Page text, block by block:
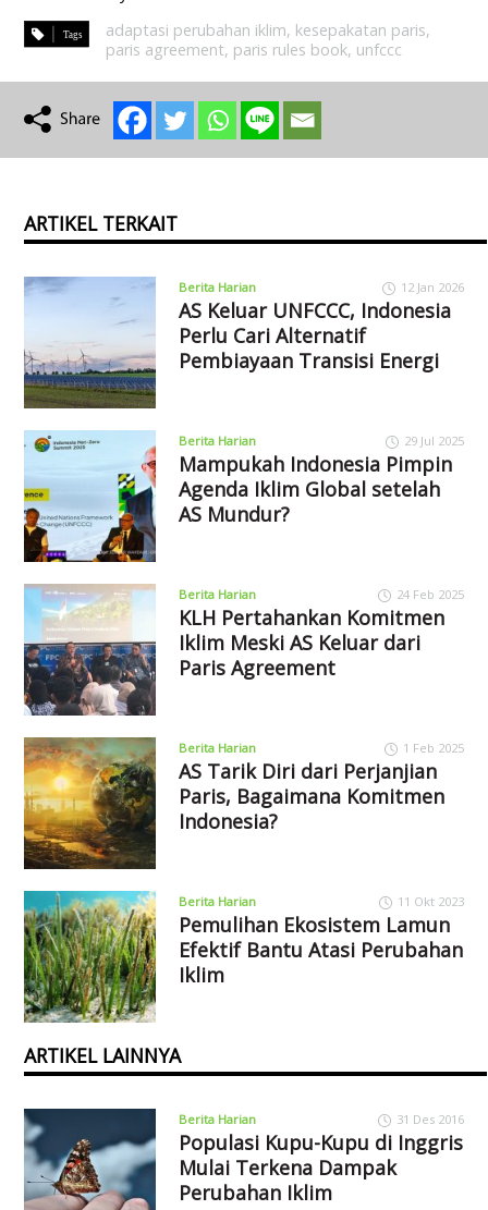
adaptasi perubahan iklim, kesepakatan paris,
paris agreement, paris rules book, unfccc
ARTIKEL TERKAIT
Berita Harian 12 Jan 2026
AS Keluar UNFCCC, Indonesia
Perlu Cari Alternatif
Pembiayaan Transisi Energi
Berita Harian 29 Jul 2025
Mampukah Indonesia Pimpin
Agenda Iklim Global setelah
AS Mundur?
Berita Harian 24 Feb 2025
KLH Pertahankan Komitmen
Iklim Meski AS Keluar dari
Paris Agreement
Berita Harian 1 Feb 2025
AS Tarik Diri dari Perjanjian
Paris, Bagaimana Komitmen
Indonesia?
Berita Harian 11 Okt 2023
Pemulihan Ekosistem Lamun
Efektif Bantu Atasi Perubahan
Iklim
ARTIKEL LAINNYA
Berita Harian 31 Des 2016
Populasi Kupu-Kupu di Inggris
Mulai Terkena Dampak
Perubahan Iklim